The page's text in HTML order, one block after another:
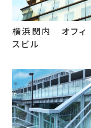
横浜関内 オフィ
スビル